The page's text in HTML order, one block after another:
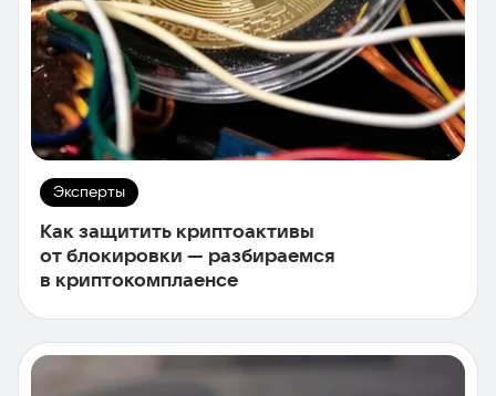
Эксперты
Как защитить криптоактивы
от блокировки — разбираемся
в криптокомплаенсе